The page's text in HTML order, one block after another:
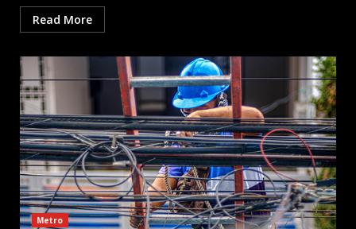
Read More
Metro